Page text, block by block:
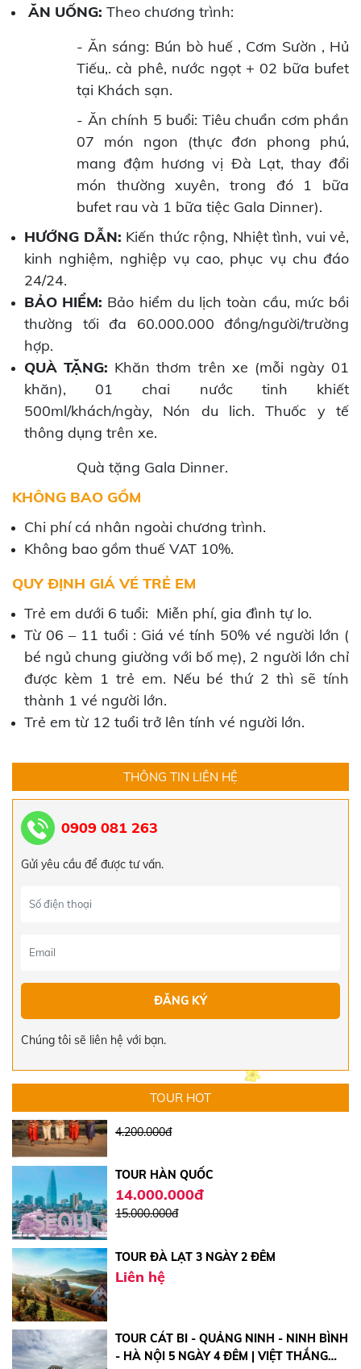
ĂN UỐNG: Theo chương trình:
- Ăn sáng: Bún bò huế , Cơm Sườn , Hủ
Tiếu,. cà phê, nước ngọt + 02 bữa bufet
tại Khách sạn.
- Ăn chính 5 buổi: Tiêu chuẩn cơm phần
07 món ngon (thực đơn phong phú,
mang đậm hương vị Đà Lạt, thay đổi
món thường xuyên, trong đó 1 bữa
bufet rau và 1 bữa tiệc Gala Dinner).
HƯỚNG DẪN: Kiến thức rộng, Nhiệt tình, vui vẻ,
kinh nghiệm, nghiệp vụ cao, phục vụ chu đáo
24/24.
BẢO HIỂM: Bảo hiểm du lịch toàn cầu, mức bồi
thường tối đa 60.000.000 đồng/người/trường
hợp.
QUÀ TẶNG: Khăn thơm trên xe (mỗi ngày 01
khăn), 01 chai nước tinh khiết
500ml/khách/ngày, Nón du lich. Thuốc y tế
thông dụng trên xe.
Quà tặng Gala Dinner.
KHÔNG BAO GỒM
Chi phí cá nhân ngoài chương trình.
Không bao gồm thuế VAT 10%.
QUY ĐỊNH GIÁ VÉ TRẺ EM
Trẻ em dưới 6 tuổi: Miễn phí, gia đình tự lo.
Từ 06 – 11 tuổi : Giá vé tính 50% vé người lớn (
bé ngủ chung giường với bố mẹ), 2 người lớn chỉ
được kèm 1 trẻ em. Nếu bé thứ 2 thì sẽ tính
thành 1 vé người lớn.
Trẻ em từ 12 tuổi trở lên tính vé người lớn.
THÔNG TIN LIÊN HỆ
0909 081 263
Gửi yêu cầu để được tư vấn.
Chúng tôi sẽ liên hệ với bạn.
TOUR HOT
15.000.000đ
4.100.000đ
4.200.000đ
TOUR HÀN QUỐC
15.000.000đ
TOUR ĐÀ LẠT 3 NGÀY 2 ĐÊM
TRAVEL
5.750.000đ
6.750.000đ